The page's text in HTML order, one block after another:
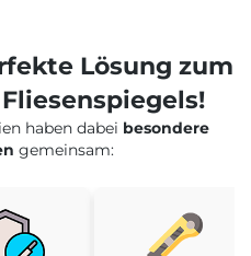
Lösung zum
haben dabei besondere
gemeinsam: